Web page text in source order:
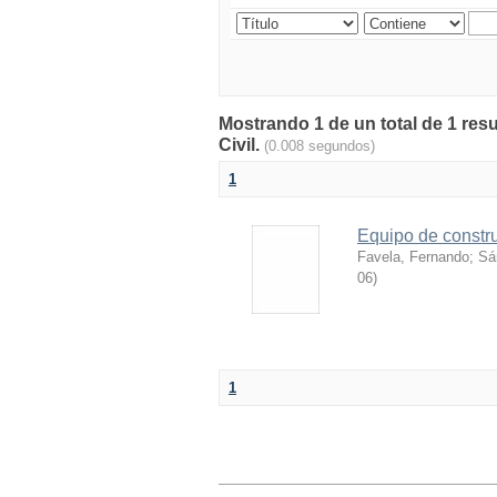
Mostrando 1 de un total de 1
Civil. (0.008 segundos)
1
Equipo de
Favela, Fernando;
06)
1